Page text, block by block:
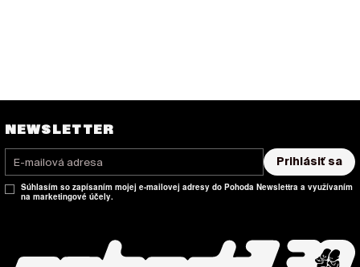
NEWSLETTER
Prihlásiť sa
Súhlasím so zapísaním mojej e-mailovej adresy do Pohoda Newslettra a využívaním
na marketingové účely.